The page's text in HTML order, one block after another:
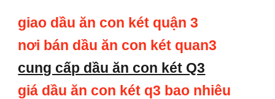
giao dầu ăn con két quận 3
nơi bán dầu ăn con két quan3
cung cấp dầu ăn con két Q3
giá dầu ăn con két q3 bao nhiêu